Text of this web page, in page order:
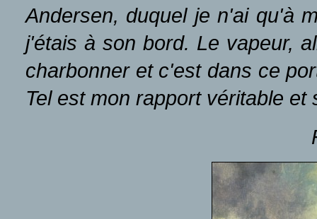
Andersen, duquel je n'ai qu'à
j'étais à son bord. Le vapeur,
charbonner et c'est dans ce
Tel est mon rapport véritable